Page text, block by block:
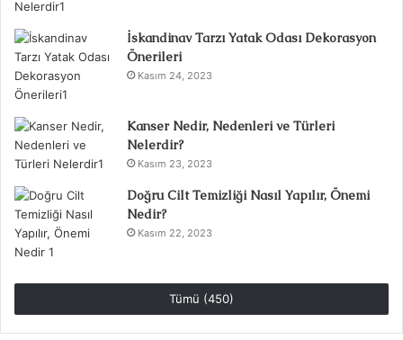
İskandinav Tarzı Yatak Odası Dekorasyon
Önerileri
Kasım 24, 2023
Kanser Nedir, Nedenleri ve Türleri
Nelerdir?
Kasım 23, 2023
Doğru Cilt Temizliği Nasıl Yapılır, Önemi
Nedir?
Kasım 22, 2023
Tümü (450)